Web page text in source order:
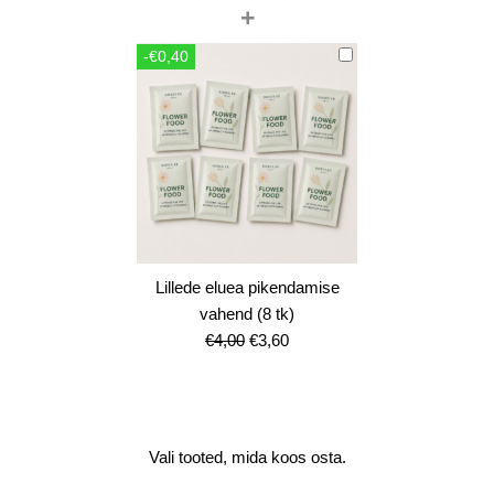
hind
oli:
is:
€10,80.
+
-€0,40
Lillede eluea pikendamise
vahend (8 tk)
€4,00 Algne
€3,60Current
Vali tooted, mida koos osta.